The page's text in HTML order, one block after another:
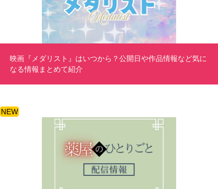
映画『メダリスト』はいつから？公開日や作品情報など気に
なる情報まとめて紹介
NEW